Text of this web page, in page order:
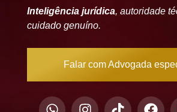
Inteligência jurídica, autoridade
cuidado genuíno.
Falar com Advogada